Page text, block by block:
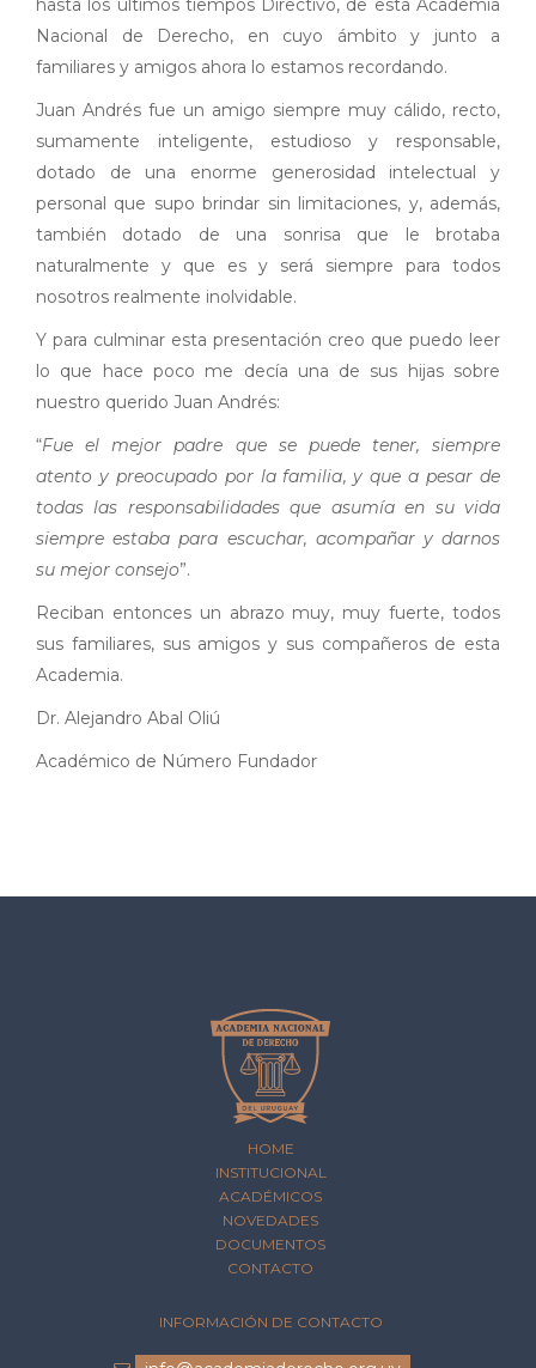
hasta los últimos tiempos Directivo, de esta Academia
Nacional de Derecho, en cuyo ámbito y junto a
familiares y amigos ahora lo estamos recordando.
Juan Andrés fue un amigo siempre muy cálido, recto,
sumamente inteligente, estudioso y responsable,
dotado de una enorme generosidad intelectual y
personal que supo brindar sin limitaciones, y, además,
también dotado de una sonrisa que le brotaba
naturalmente y que es y será siempre para todos
nosotros realmente inolvidable.
Y para culminar esta presentación creo que puedo leer
lo que hace poco me decía una de sus hijas sobre
nuestro querido Juan Andrés:
“Fue el mejor padre que se puede tener, siempre
atento y preocupado por la familia, y que a pesar de
todas las responsabilidades que asumía en su vida
siempre estaba para escuchar, acompañar y darnos
su mejor consejo”.
Reciban entonces un abrazo muy, muy fuerte, todos
sus familiares, sus amigos y sus compañeros de esta
Academia.
Dr. Alejandro Abal Oliú
Académico de Número Fundador
HOME
INSTITUCIONAL
ACADÉMICOS
NOVEDADES
DOCUMENTOS
CONTACTO
INFORMACIÓN DE CONTACTO